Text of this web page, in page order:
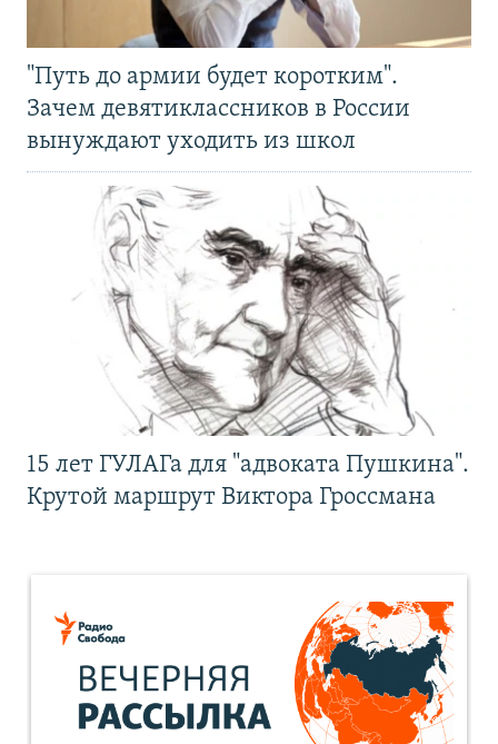
"Путь до армии будет коротким".
Зачем девятиклассников в России
вынуждают уходить из школ
15 лет ГУЛАГа для "адвоката Пушкина".
Крутой маршрут Виктора Гроссмана